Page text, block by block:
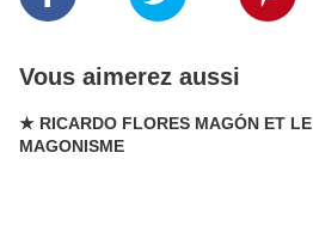
Vous aimerez aussi
★ RICARDO FLORES MAGÓN ET LE
MAGONISME